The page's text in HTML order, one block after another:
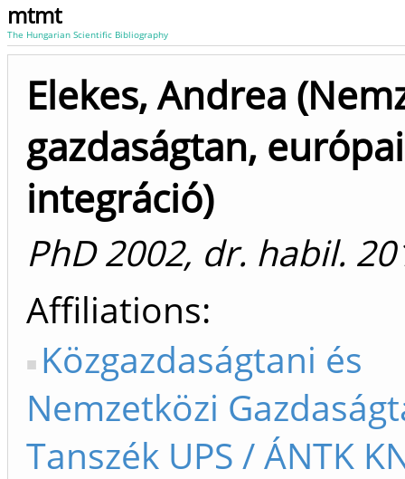
mtmt
The Hungarian Scientific Bibliography
Elekes, Andrea
gazdaságtan, európai
integráció)
PhD 2002, dr. habil.
Affiliations
Közgazdaságtani és
Nemzetközi
Tanszék UPS / ÁNTK